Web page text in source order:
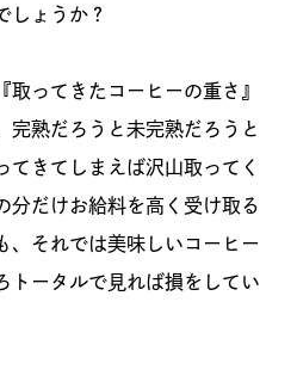
しょうか？
ってきたコーヒーの重さ』
完熟だろうと未完熟だろうと
きてしまえば沢山取ってく
分だけお給料を高く受け取る
、それでは美味しいコーヒー
トータルで見れば損をしてい